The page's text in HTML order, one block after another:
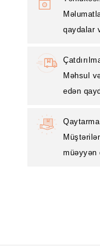
qaydalar
Məhsul
edən
müəyyən